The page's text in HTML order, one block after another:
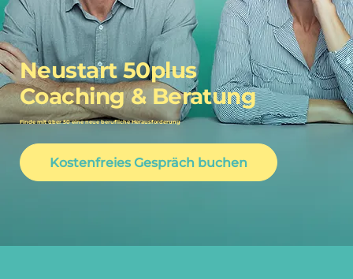
Neustart 50plus
Coaching & Beratung
Finde mit über 50 eine neue berufliche Herausforderung
Kostenfreies Gespräch buchen